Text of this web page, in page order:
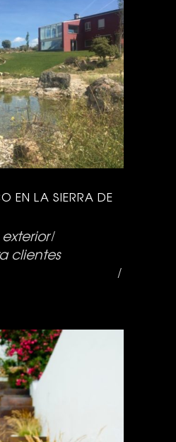
EN LA SIERRA DE
clientes